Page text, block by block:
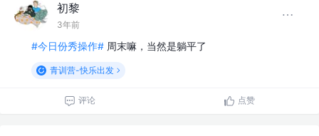
初黎
3年前
#今日份秀操作# 周末嘛，当然是躺平了
青训营-快乐出发
评论 点赞